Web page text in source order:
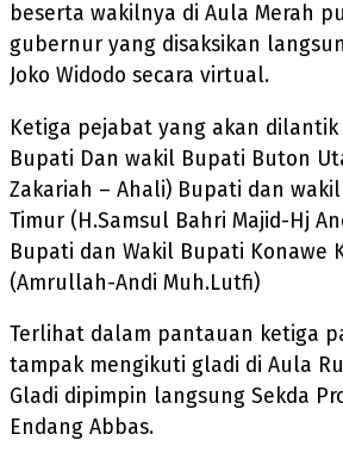
beserta wakilnya di Aula Merah
gubernur yang disaksikan
Joko Widodo secara virtual.
Ketiga pejabat yang akan
Bupati Dan wakil Bupati Buton
Zakariah – Ahali) Bupati dan
Timur (H.Samsul Bahri Majid-Hj
Bupati dan Wakil Bupati Konawe
(Amrullah-Andi Muh.Lutfi)
Terlihat dalam pantauan ketiga
tampak mengikuti gladi di Aula
Gladi dipimpin langsung Sekda
Endang Abbas.